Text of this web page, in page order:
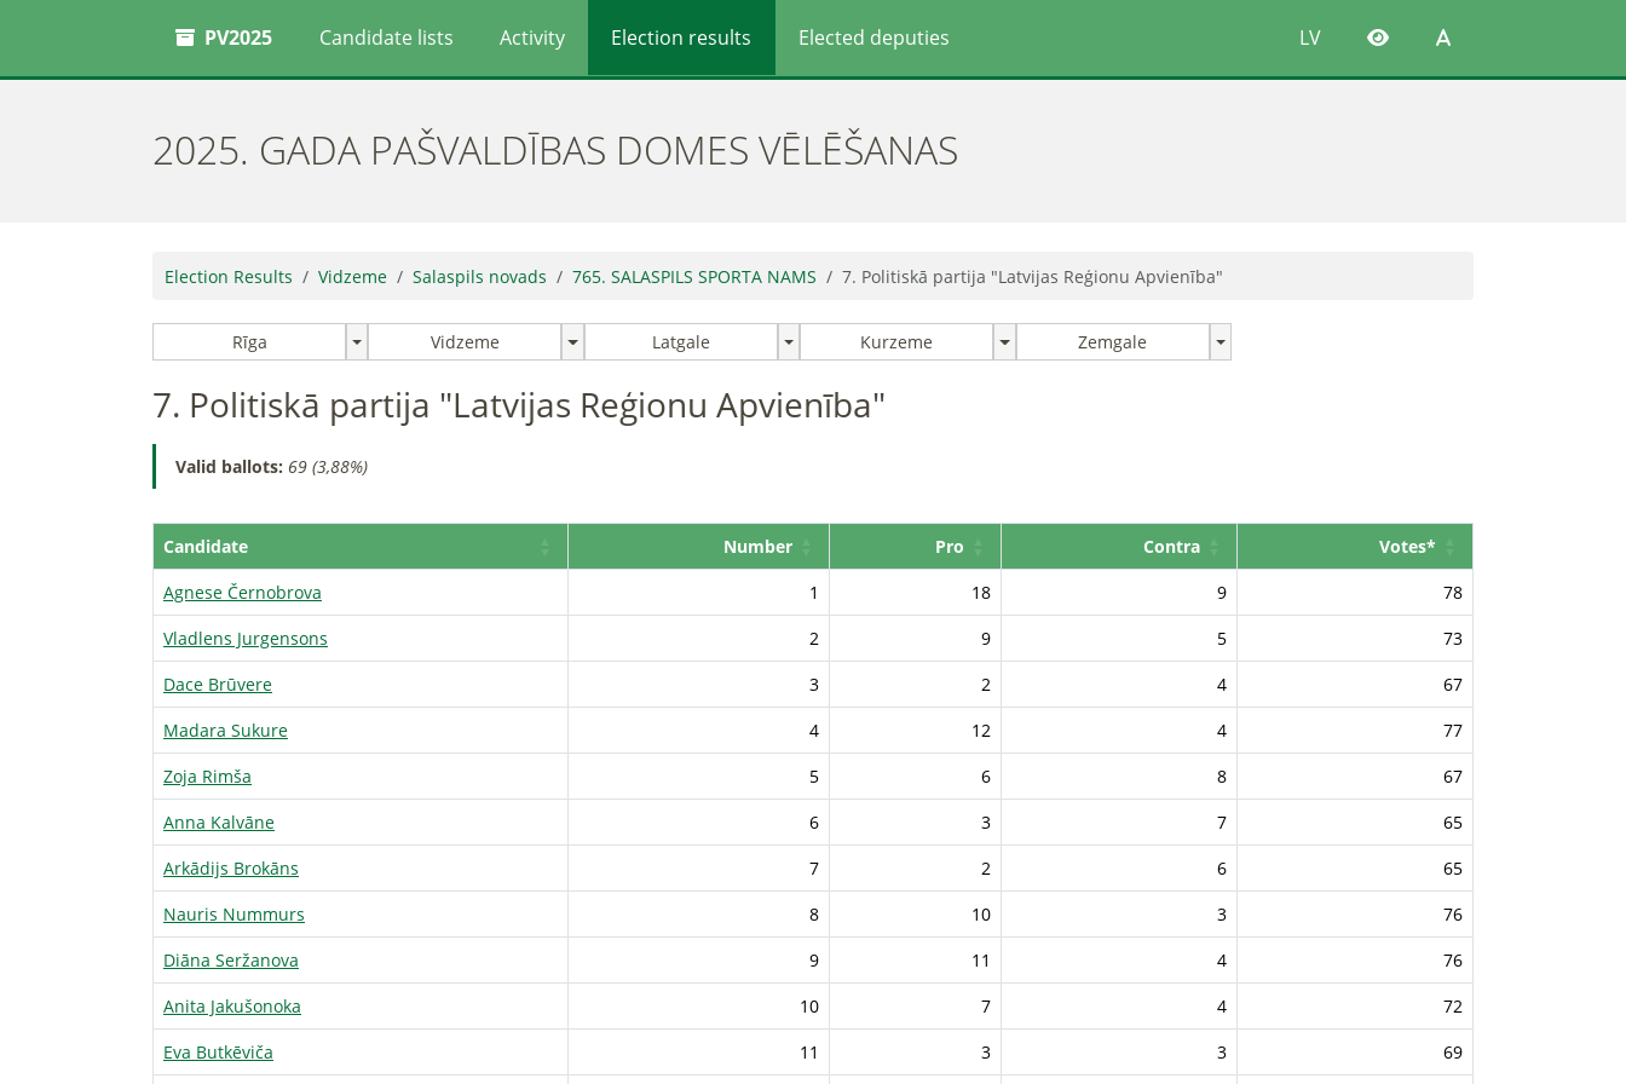
PV2025 Candidate lists Activity Election results Elected deputies LV
2025. GADA PAŠVALDĪBAS DOMES VĒLĒŠANAS
Election Results Vidzeme Salaspils novads 765. SALASPILS SPORTA NAMS 7. Politiskā partija "Latvijas Reģionu Apvienība"
Rīga Vidzeme Latgale Kurzeme Zemgale
7. Politiskā partija "Latvijas Reģionu Apvienība"
Valid ballots: 69 (3,88%)
Candidate Number Pro Contra
Votes*
Agnese Černobrova
1 18 9
78
Vladlens Jurgensons
2 9 5
73
Dace Brūvere
3 2 4
67
Madara Sukure
4 12 4
77
Zoja Rimša
5 6 8
67
Anna Kalvāne
6 3 7
65
Arkādijs Brokāns
7 2 6
65
Nauris Nummurs
8 10 3
76
Diāna Seržanova
9 11 4
76
Anita Jakušonoka
10 7 4
72
Eva Butkēviča
11 3 3 69